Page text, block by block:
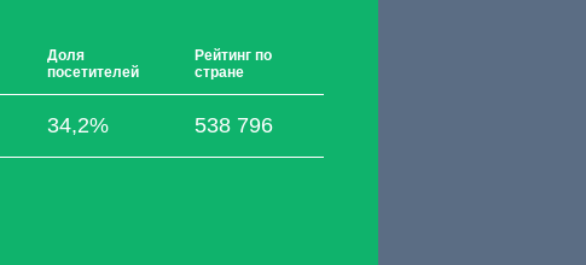
Доля
посетителей
Рейтинг по
стране
34,2% 538 796